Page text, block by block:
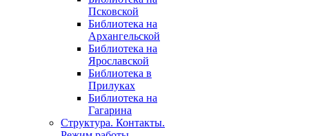
Псковской
Библиотека на
Архангельской
Библиотека на
Ярославской
Библиотека в
Прилуках
Библиотека на
Гагарина
Структура. Контакты.